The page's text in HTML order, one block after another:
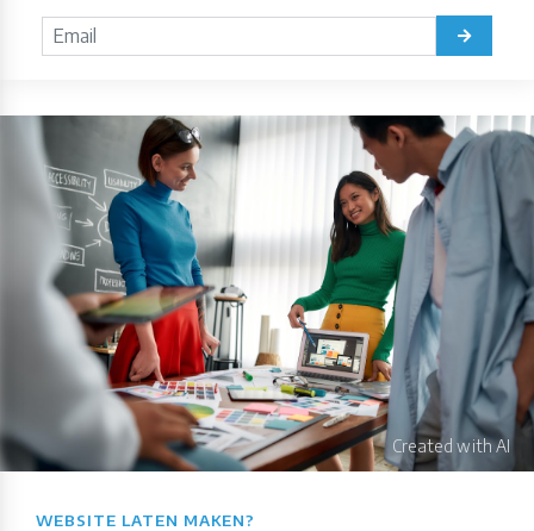
WEBSITE LATEN MAKEN?​​​​​​​​​​​​​​